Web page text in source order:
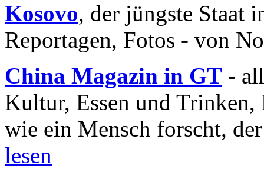
Kosovo, der jüngste Staat
Reportagen, Fotos - von
China Magazin in GT -
Kultur, Essen und
wie ein Mensch forscht,
lesen